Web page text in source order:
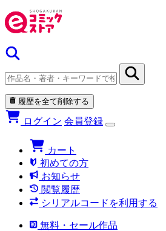
履歴を全て削除する
ログイン 会員登録
カート
初めての方
お知らせ
閲覧履歴
シリアルコードを利用する
無料・セール作品